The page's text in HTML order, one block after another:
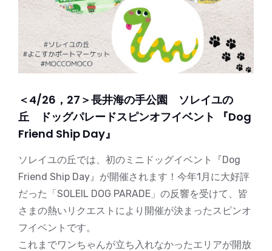
＜4/26，27＞長井海の手公園 ソレイユの
丘 ドッグパレードスピンオフイベント 『Dog
Friend Ship Day』
ソレイユの丘では、初のミニドッグイベント『Dog
Friend Ship Day』が開催されます！今年1月に大好評
だった「SOLEIL DOG PARADE」の反響を受けて、皆
さまの熱いリクエストにより開催が決まったスピンオ
フイベントです。
これまでワンちゃんが立ち入れなかったエリアが開放